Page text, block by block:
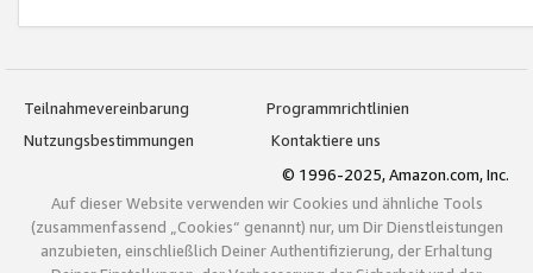
Teilnahmevereinbarung
Programmrichtlinien
Nutzungsbestimmungen
Kontaktiere uns
© 1996-2025, Amazon.com, Inc.
Auf dieser Website verwenden wir Cookies und ähnliche Tools
(zusammenfassend „Cookies“ genannt) nur, um Dir Dienstleistungen
anzubieten, einschließlich Deiner Authentifizierung, der Erhaltung